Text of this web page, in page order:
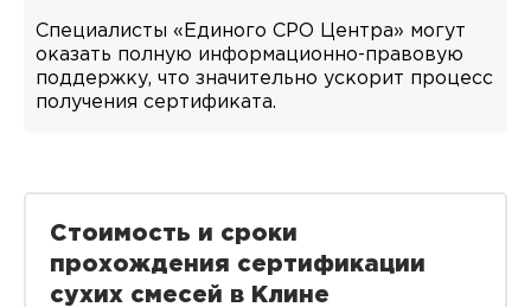
Специалисты «Единого СРО Центра» могут
оказать полную информационно-правовую
поддержку, что значительно ускорит процесс
получения сертификата.
Стоимость и сроки
прохождения сертификации
сухих смесей в Клине